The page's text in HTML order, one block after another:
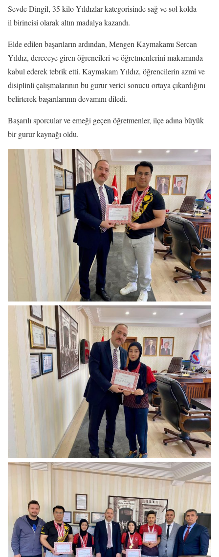
Sevde Dingil, 35 kilo Yıldızlar kategorisinde sağ ve sol kolda
il birincisi olarak altın madalya kazandı.
Elde edilen başarıların ardından, Mengen Kaymakamı Sercan
Yıldız, dereceye giren öğrencileri ve öğretmenlerini makamında
kabul ederek tebrik etti. Kaymakam Yıldız, öğrencilerin azmi ve
disiplinli çalışmalarının bu gurur verici sonucu ortaya çıkardığını
belirterek başarılarının devamını diledi.
Başarılı sporcular ve emeği geçen öğretmenler, ilçe adına büyük
bir gurur kaynağı oldu.